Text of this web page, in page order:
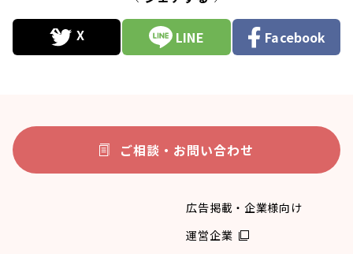
LINE Facebook
ご相談・お問い合わせ
広告掲載・企業様向け
運営企業